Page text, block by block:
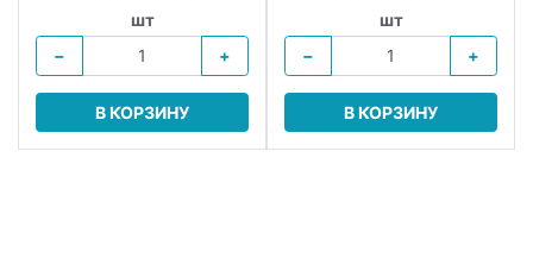
шт
−
+
В КОРЗИНУ
шт
−
+
В КОРЗИНУ